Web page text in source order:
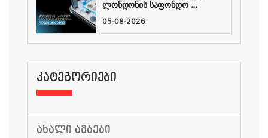
ლონდონის საფონდო ...
05-08-2026
ᲙᲐᲢᲔᲒᲝᲠᲘᲔᲑᲘ
ᲐᲮᲐᲚᲘ ᲐᲛᲑᲔᲑᲘ